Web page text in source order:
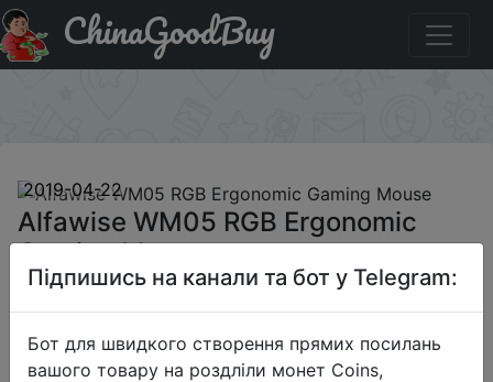
Паридбати з промокодом `GBAPRSS014` Alfawise
WM05 RGB Ergonomic Gaming Mouse
ChinaGoodBuy
2019-04-22
Alfawise WM05 RGB Ergonomic
Gaming Mouse
$5.99
Підпишись на канали та бот у Telegram:
Бот для швидкого створення прямих посилань
вашого товару на роздліли монет Coins,